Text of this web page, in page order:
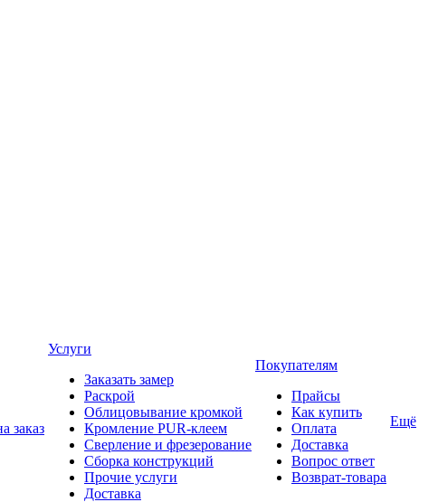
заказ
Услуги
Заказать замер
Раскрой
Облицовывание кромкой
Кромление PUR-клеем
Сверление и фрезерование
Сборка конструкций
Прочие услуги
Доставка
Покупателям
Прайсы
Как купить
Оплата
Доставка
Вопрос ответ
Возврат-товара
Ещё